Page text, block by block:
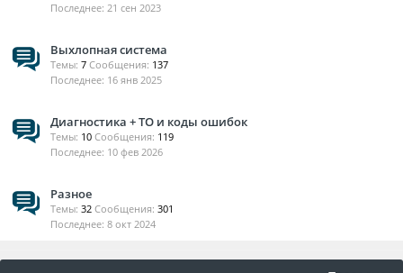
21 сен 2023
Выхлопная система
Темы: 7 Сообщения: 137
16 янв 2025
Диагностика + ТО и коды ошибок
Темы: 10 Сообщения: 119
10 фев 2026
Разное
Темы: 32 Сообщения: 301
8 окт 2024